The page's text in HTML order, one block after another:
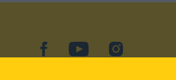
facebookYouTubeInstagram